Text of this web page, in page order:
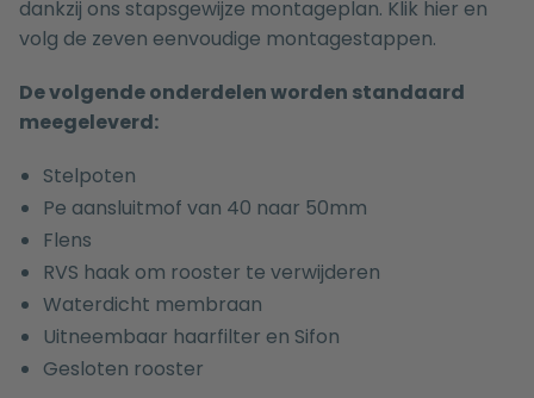
dankzij ons stapsgewijze montageplan. Klik hier en
volg de zeven eenvoudige montagestappen.
De volgende onderdelen worden standaard
meegeleverd:
Stelpoten
Pe aansluitmof van 40 naar 50mm
Flens
RVS haak om rooster te verwijderen
Waterdicht membraan
Uitneembaar haarfilter en Sifon
Gesloten rooster